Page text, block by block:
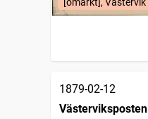
1879-02-12
Västerviksposten